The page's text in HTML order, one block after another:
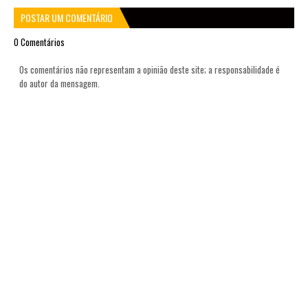
POSTAR UM COMENTÁRIO
0 Comentários
Os comentários não representam a opinião deste site; a responsabilidade é
do autor da mensagem.